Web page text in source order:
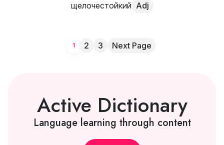
щелочестойкий Adj
1 2 3 Next Page
Active Dictionary
Language learning through content